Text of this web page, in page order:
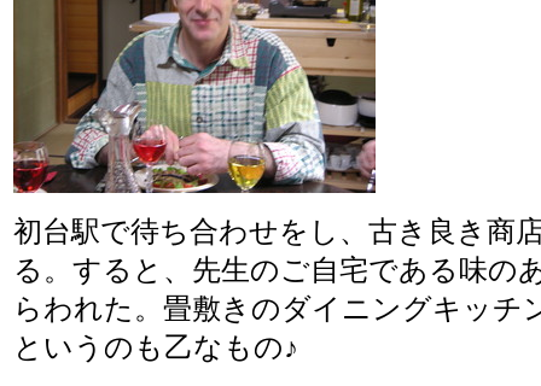
初台駅で待ち合わせをし、古き良き商
る。すると、先生のご自宅である味の
らわれた。畳敷きのダイニングキッチ
というのも乙なもの♪